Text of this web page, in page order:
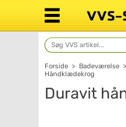
Forside > Badeværelse >
Håndklædekrog
Duravit